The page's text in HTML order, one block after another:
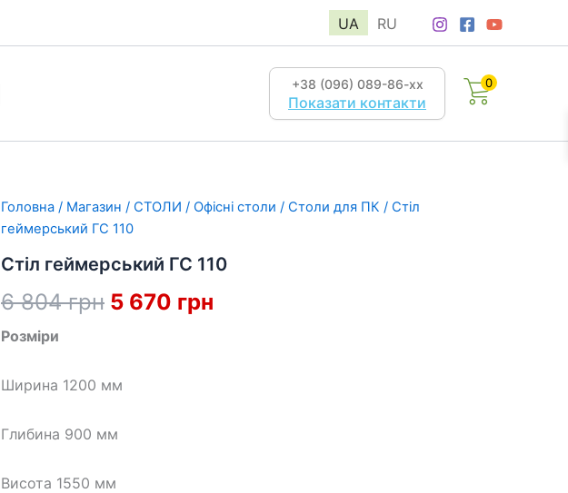
UA RU
+38 (096) 089-86-хх
Показати контакти
0
Головна / Магазин / СТОЛИ / Офісні столи / Столи для ПК / Стіл
геймерський ГС 110
Стіл геймерський ГС 110
6 804грн Оригінальна
5 670 грн
Розміри
Ширина 1200 мм
Глибина 900 мм
Висота 1550 мм